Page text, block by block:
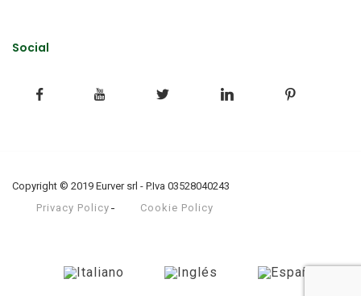
Social
Copyright © 2019 Eurver srl - P.Iva 03528040243
Privacy Policy
Cookie Policy